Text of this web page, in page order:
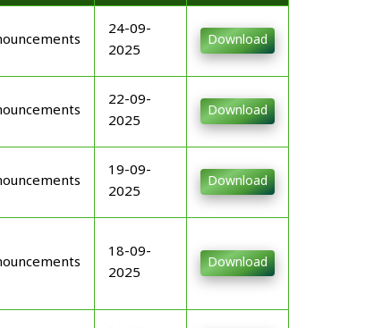
24-09-
2025
Download
22-09-
2025
Download
19-09-
2025
Download
18-09-
2025
Download